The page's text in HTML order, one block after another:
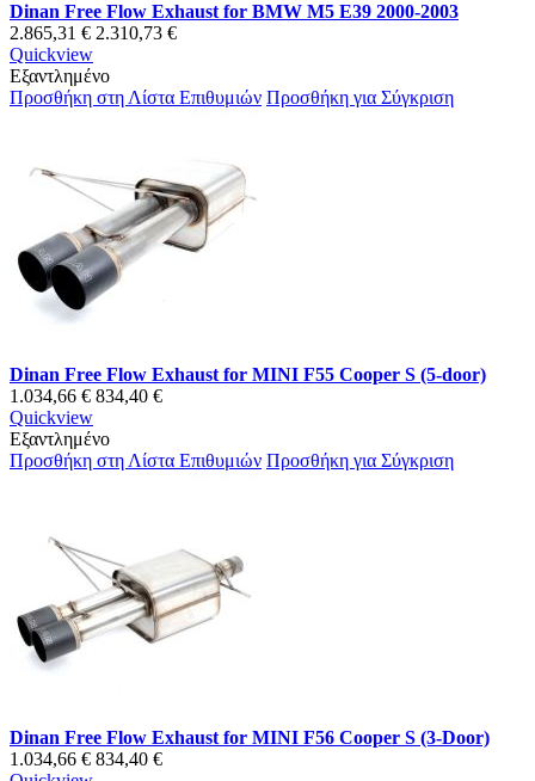
Dinan Free Flow Exhaust for BMW M5 E39 2000-2003
2.865,31 € 2.310,73 €
Quickview
Εξαντλημένο
Προσθήκη στη Λίστα Επιθυμιών Προσθήκη για Σύγκριση
Dinan Free Flow Exhaust for MINI F55 Cooper S (5-door)
1.034,66 € 834,40 €
Quickview
Εξαντλημένο
Προσθήκη στη Λίστα Επιθυμιών Προσθήκη για Σύγκριση
Dinan Free Flow Exhaust for MINI F56 Cooper S (3-Door)
1.034,66 € 834,40 €